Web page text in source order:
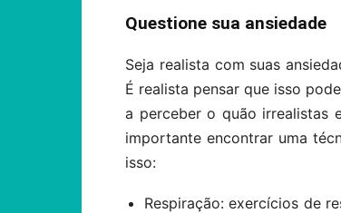
Questione sua ansiedade
Seja realista com suas
É realista pensar que isso
a perceber o quão irrealistas
importante encontrar uma
isso:
Respiração: exercícios de